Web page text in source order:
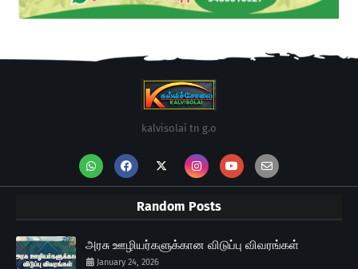
kalvisolai tn g.o
Random Posts
அரசு ஊழியர்களுக்கான விடுப்பு விவரங்கள்
January 24, 2026